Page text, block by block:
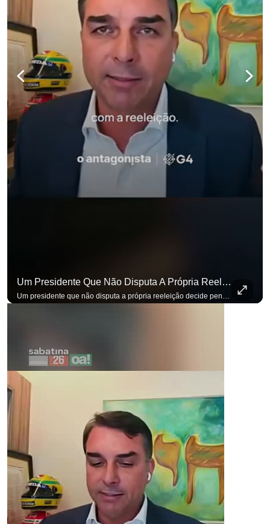
Um Presidente Que Não Disputa A Própria Reeleição Decide Pensando Em Quem Vem Depois.